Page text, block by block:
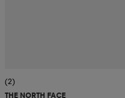
(2)
THE NORTH FACE